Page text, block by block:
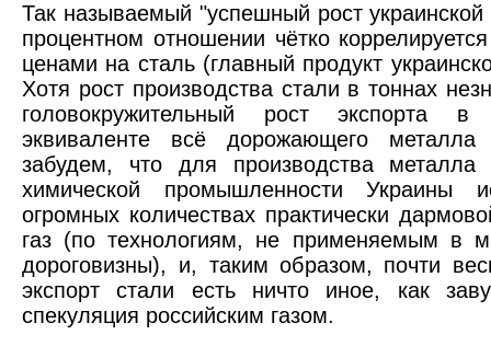
Так называемый "успешный рост украинской
процентном отношении чётко
ценами на сталь (главный продукт
Хотя рост производства стали в тоннах
головокружительный рост экспорта в
эквиваленте всё дорожающего
забудем, что для производства металла
химической промышленности Украины
огромных количествах практически
газ (по технологиям, не применяемым в
дороговизны), и, таким образом, почти
экспорт стали есть ничто иное, как
спекуляция российским газом.